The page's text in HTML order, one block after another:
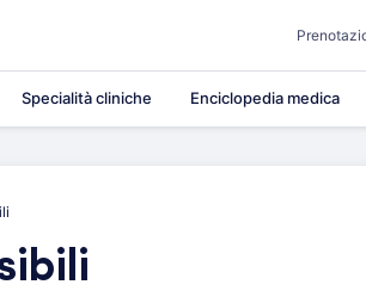
Specialità cliniche Enciclopedia medica